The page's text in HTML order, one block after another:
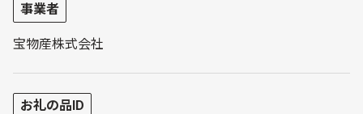
事業者
宝物産株式会社
お礼の品ID